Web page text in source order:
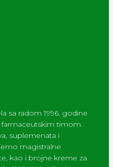
sa radom 1996. godine
timom.
suplemenata i
magistralne
kao i brojne kreme za